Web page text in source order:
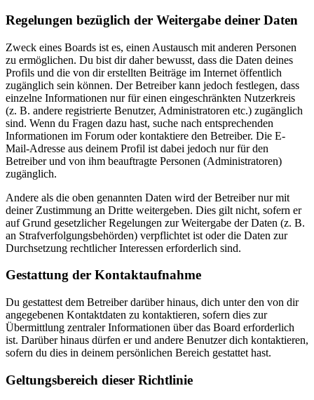
Regelungen bezüglich der Weitergabe deiner Daten
Zweck eines Boards ist es, einen Austausch mit anderen Personen
zu ermöglichen. Du bist dir daher bewusst, dass die Daten deines
Profils und die von dir erstellten Beiträge im Internet öffentlich
zugänglich sein können. Der Betreiber kann jedoch festlegen, dass
einzelne Informationen nur für einen eingeschränkten Nutzerkreis
(z. B. andere registrierte Benutzer, Administratoren etc.) zugänglich
sind. Wenn du Fragen dazu hast, suche nach entsprechenden
Informationen im Forum oder kontaktiere den Betreiber. Die E-
Mail-Adresse aus deinem Profil ist dabei jedoch nur für den
Betreiber und von ihm beauftragte Personen (Administratoren)
zugänglich.
Andere als die oben genannten Daten wird der Betreiber nur mit
deiner Zustimmung an Dritte weitergeben. Dies gilt nicht, sofern er
auf Grund gesetzlicher Regelungen zur Weitergabe der Daten (z. B.
an Strafverfolgungsbehörden) verpflichtet ist oder die Daten zur
Durchsetzung rechtlicher Interessen erforderlich sind.
Gestattung der Kontaktaufnahme
Du gestattest dem Betreiber darüber hinaus, dich unter den von dir
angegebenen Kontaktdaten zu kontaktieren, sofern dies zur
Übermittlung zentraler Informationen über das Board erforderlich
ist. Darüber hinaus dürfen er und andere Benutzer dich kontaktieren,
sofern du dies in deinem persönlichen Bereich gestattet hast.
Geltungsbereich dieser Richtlinie